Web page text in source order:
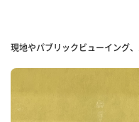
現地やパブリックビューイング